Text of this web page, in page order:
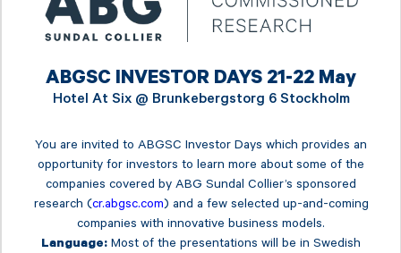
ABGSC INVESTOR DAYS 21-22 May
Hotel At Six @ Brunkebergstorg 6 Stockholm
You are invited to ABGSC Investor Days which provides an
opportunity for investors to learn more about some of the
companies covered by ABG Sundal Collier’s sponsored
research (cr.abgsc.com) and a few selected up-and-coming
companies with innovative business models.
Language: Most of the presentations will be in Swedish